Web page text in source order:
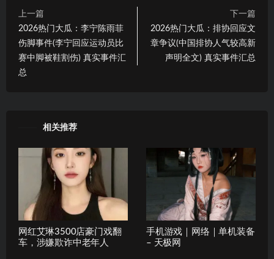
上一篇
2026热门大瓜：李宁陈雨菲
伤脚事件(李宁回应运动员比
赛中脚被鞋割伤) 真实事件汇
总
下一篇
2026热门大瓜：排协回应文
章争议(中国排协人气较高新
声明全文) 真实事件汇总
相关推荐
网红艾琳3500店豪门戏翻
车，涉嫌欺诈中老年人
手机游戏｜网络｜单机装备
– 天极网